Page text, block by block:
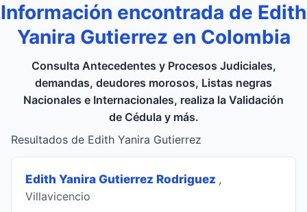
Información encontrada de Edith
Yanira Gutierrez en Colombia
Consulta Antecedentes y Procesos Judiciales,
demandas, deudores morosos, Listas negras
Nacionales e Internacionales, realiza la Validación
de Cédula y más.
Resultados de Edith Yanira Gutierrez
Edith Yanira Gutierrez Rodriguez ,
Villavicencio